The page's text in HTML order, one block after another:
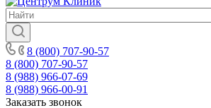
8 (800) 707-90-57
8 (800) 707-90-57
8 (988) 966-07-69
8 (988) 966-00-91
Заказать звонок